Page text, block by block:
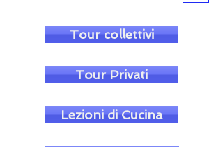
Tour collettivi
Tour Privati
Lezioni di Cucina